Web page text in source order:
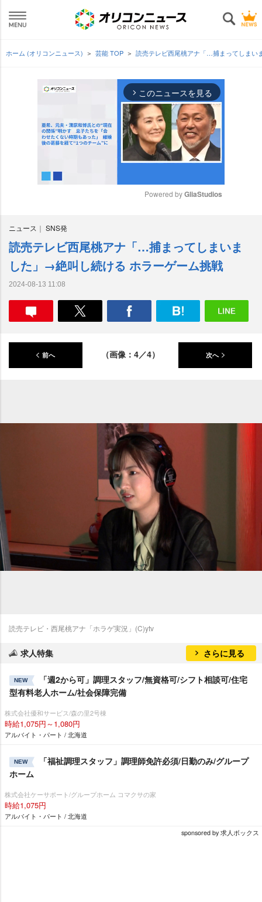
ホーム (オリコンニュース) 芸能 TOP 読売テレビ西尾桃アナ「…捕まってしま
arrow_forward_ios このニュースを見る
Powered by GliaStudios
ニュース SNS発
読売テレビ西尾桃アナ「…捕まってしまいま
した」→絶叫し続ける ホラーゲーム挑戦
2024-08-13 11:08
前へ （画像：4／4） 次へ
読売テレビ・西尾桃アナ「ホラゲ実況」(C)ytv
求人特集 さらに見る
NEW
「週2から可」調理スタッフ/無資格可/シフト相談可/住宅
型有料老人ホーム/社会保障完備
株式会社優和サービス/森の里2号棟
時給1,075円～1,080円
アルバイト・パート / 北海道
NEW
「福祉調理スタッフ」調理師免許必須/日勤のみ/グループ
ホーム
株式会社ケーサポート/グループホーム コマクサの家
時給1,075円
アルバイト・パート / 北海道
sponsored by 求人ボックス